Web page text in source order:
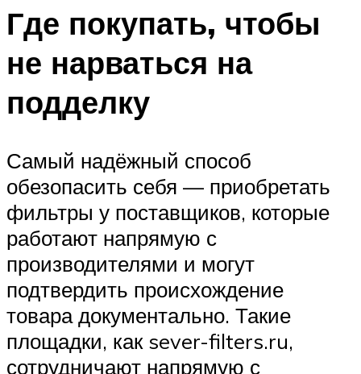
Где покупать, чтобы
не нарваться на
подделку
Самый надёжный способ
обезопасить себя — приобретать
фильтры у поставщиков, которые
работают напрямую с
производителями и могут
подтвердить происхождение
товара документально. Такие
площадки, как sever-filters.ru,
сотрудничают напрямую с